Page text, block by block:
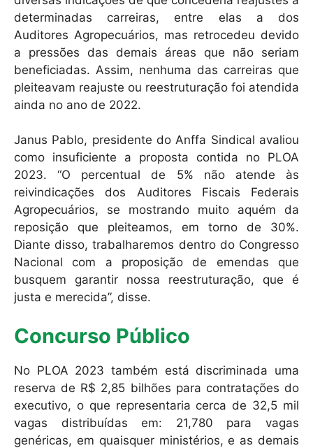
determinadas carreiras, entre elas a dos
Auditores Agropecuários, mas retrocedeu devido
a pressões das demais áreas que não seriam
beneficiadas. Assim, nenhuma das carreiras que
pleiteavam reajuste ou reestruturação foi atendida
ainda no ano de 2022.
Janus Pablo, presidente do Anffa Sindical avaliou
como insuficiente a proposta contida no PLOA
2023. “O percentual de 5% não atende às
reivindicações dos Auditores Fiscais Federais
Agropecuários, se mostrando muito aquém da
reposição que pleiteamos, em torno de 30%.
Diante disso, trabalharemos dentro do Congresso
Nacional com a proposição de emendas que
busquem garantir nossa reestruturação, que é
justa e merecida”, disse.
Concurso Público
No PLOA 2023 também está discriminada uma
reserva de R$ 2,85 bilhões para contratações do
executivo, o que representaria cerca de 32,5 mil
vagas distribuídas em: 21,780 para vagas
genéricas, em quaisquer ministérios, e as demais